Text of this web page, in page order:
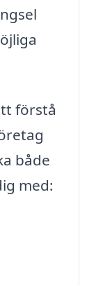
förstå
både
med: